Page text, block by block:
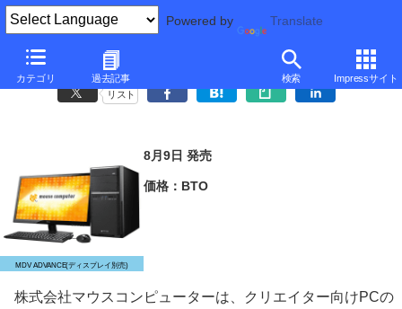
Powered by Translate
カテゴリ 過去記事 検索 Impressサイト
マウス、「HGST Ultrastar」RAID 1構成のクリエイター向けPC
リスト
MDV ADVANCE(ディスプレイ別売)
8月9日 発売
価格：BTO
株式会社マウスコンピューターは、クリエイター向けPCの